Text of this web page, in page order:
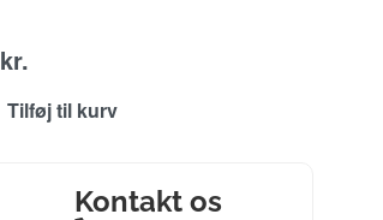
kr.
Tilføj til kurv
Kontakt os